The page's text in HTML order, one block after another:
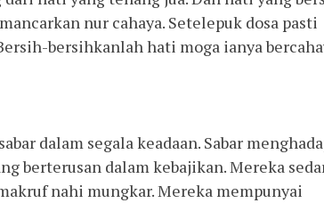
nur cahaya. Setelepuk dosa pasti
bersihkanlah hati moga ianya
dalam segala keadaan. Sabar
berterusan dalam kebajikan. Mereka
nahi mungkar. Mereka mempunyai